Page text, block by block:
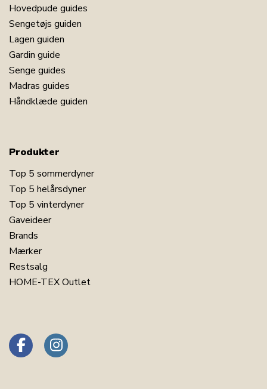
Hovedpude guides
Sengetøjs guiden
Lagen guiden
Gardin guide
Senge guides
Madras guides
Håndklæde guiden
Produkter
Top 5 sommerdyner
Top 5 helårsdyner
Top 5 vinterdyner
Gaveideer
Brands
Mærker
Restsalg
HOME-TEX Outlet